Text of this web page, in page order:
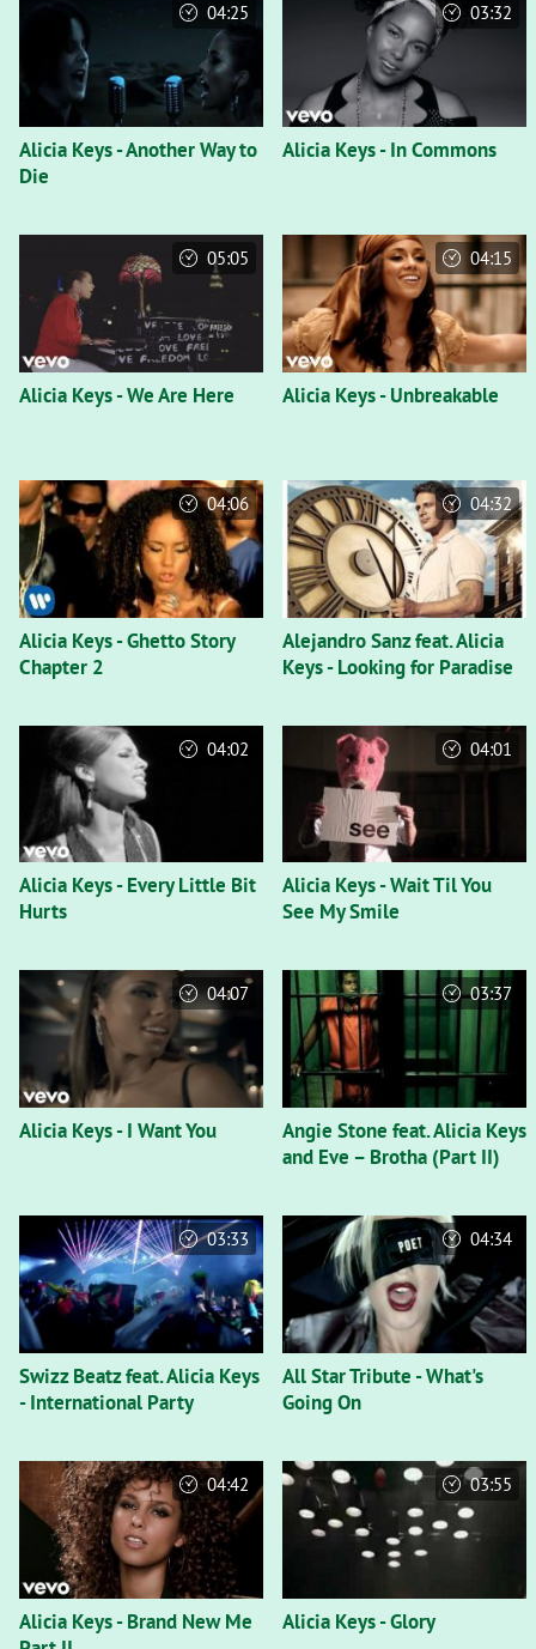
Alicia Keys - Another Way to
Die
04:25
Alicia Keys - In Commons
03:32
Alicia Keys - We Are Here
05:05
Alicia Keys - Unbreakable
04:15
Alicia Keys - Ghetto Story
Chapter 2
04:06
Alejandro Sanz feat. Alicia
Keys - Looking for Paradise
04:32
Alicia Keys - Every Little Bit
Hurts
04:02
Alicia Keys - Wait Til You
See My Smile
04:01
Alicia Keys - I Want You
04:07
Angie Stone feat. Alicia Keys
and Eve – Brotha (Part II)
03:37
Swizz Beatz feat. Alicia Keys
- International Party
03:33
All Star Tribute - What's
Going On
04:34
Alicia Keys - Brand New Me
04:42
Alicia Keys - Glory
03:55